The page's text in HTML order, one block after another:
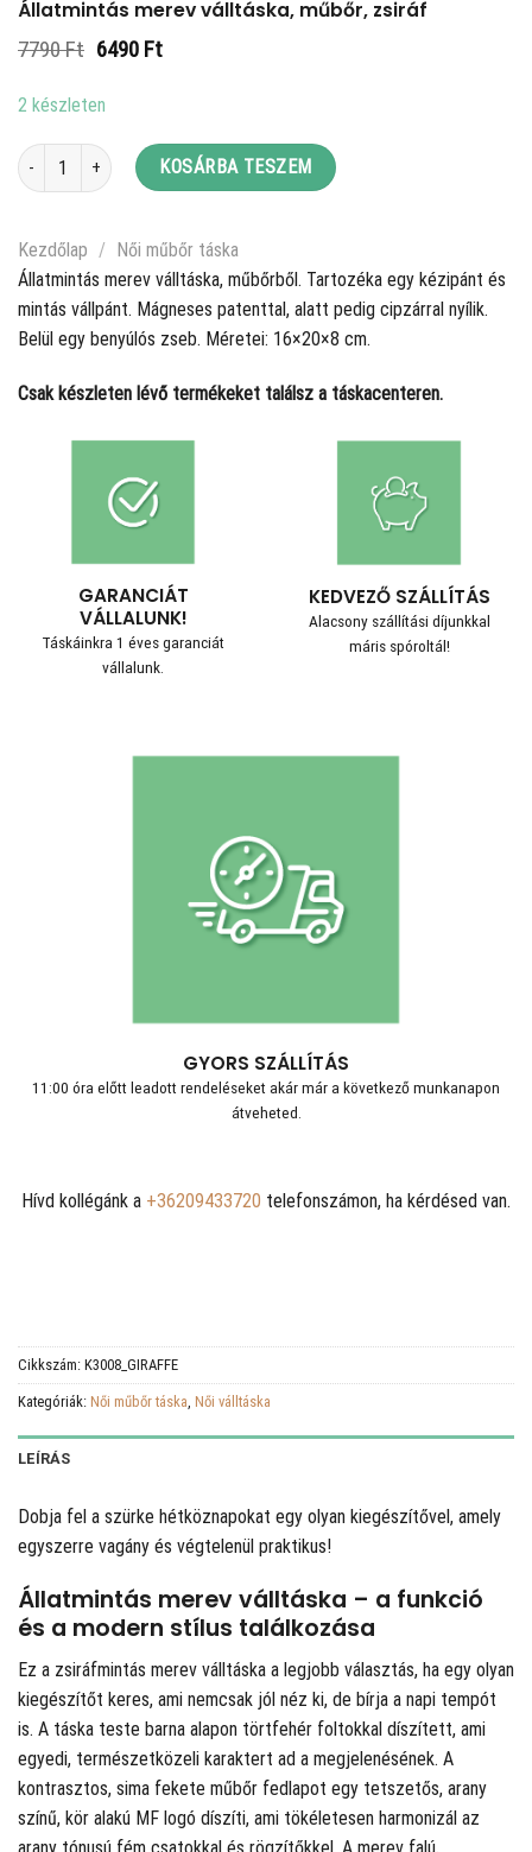
Állatmintás merev válltáska, műbőr, zsiráf
7790Ft Original
7790 Ft.
6490 FtCurrent
2 készleten
Állatmintás merev válltáska, műbőr, zsiráf mennyiség
KOSÁRBA TESZEM
Kezdőlap /
Női műbőr táska
Állatmintás merev válltáska, műbőrből. Tartozéka egy kézipánt és
mintás vállpánt. Mágneses patenttal, alatt pedig cipzárral nyílik.
Belül egy benyúlós zseb. Méretei: 16×20×8 cm.
Csak készleten lévő termékeket találsz a táskacenteren.
GARANCIÁT
VÁLLALUNK!
Táskáinkra 1 éves garanciát
vállalunk.
KEDVEZŐ SZÁLLÍTÁS
Alacsony szállítási díjunkkal
máris spóroltál!
GYORS SZÁLLÍTÁS
11:00 óra előtt leadott rendeléseket akár már a következő munkanapon
átveheted.
Hívd kollégánk a +36209433720 telefonszámon, ha kérdésed van.
Cikkszám: K3008_GIRAFFE
Kategóriák: Női műbőr táska, Női válltáska
LEÍRÁS
Dobja fel a szürke hétköznapokat egy olyan kiegészítővel, amely
egyszerre vagány és végtelenül praktikus!
Állatmintás merev válltáska – a funkció
és a modern stílus találkozása
Ez a zsiráfmintás merev válltáska a legjobb választás, ha egy olyan
kiegészítőt keres, ami nemcsak jól néz ki, de bírja a napi tempót
is. A táska teste barna alapon törtfehér foltokkal díszített, ami
egyedi, természetközeli karaktert ad a megjelenésének. A
kontrasztos, sima fekete műbőr fedlapot egy tetszetős, arany
színű, kör alakú MF logó díszíti, ami tökéletesen harmonizál az
arany tónusú fém csatokkal és rögzítőkkel. A merev falú,